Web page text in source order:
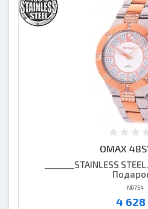
OMAX
_______STAINLESS
N0754
4 628